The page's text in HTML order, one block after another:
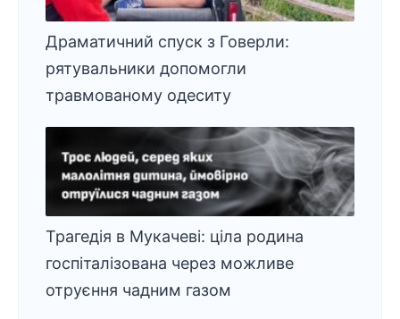
Драматичний спуск з Говерли:
рятувальники допомогли
травмованому одеситу
Трагедія в Мукачеві: ціла родина
госпіталізована через можливе
отруєння чадним газом